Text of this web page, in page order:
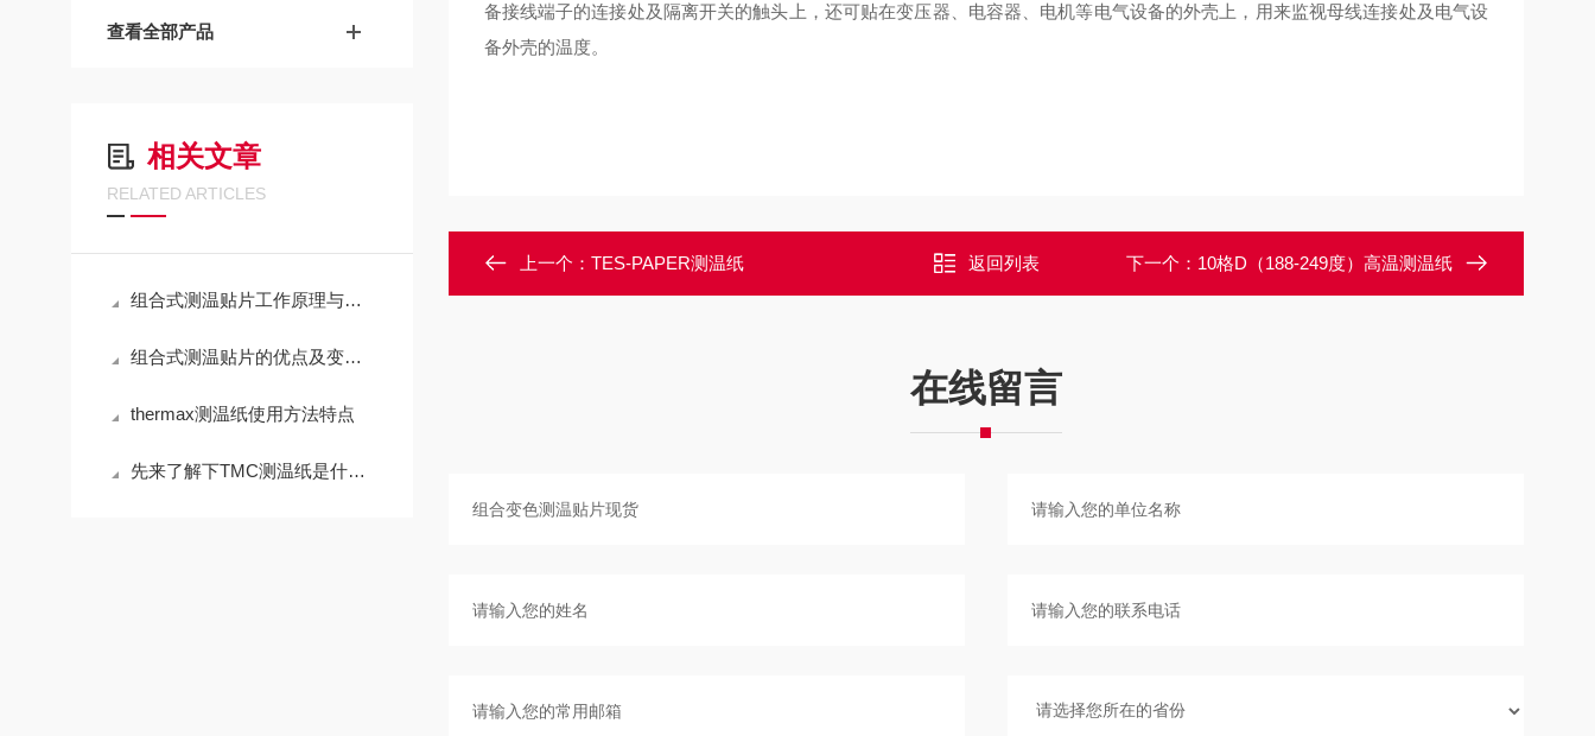
查看全部产品
相关文章
RELATED ARTICLES
组合式测温贴片工作原理与工业温度监测应用解析
组合式测温贴片的优点及变色机理
thermax测温纸使用方法特点
先来了解下TMC测温纸是什么，再知道可以用在哪些地方
备接线端子的连接处及隔离开关的触头上，还可贴在变压器、电容器、电机等电气设备的外壳上，用来监视母线连接处及电气设
备外壳的温度。
上一个： TES-PAPER测温纸 返回列表 下一个： 10格D（188-249度）高温测温纸
在线留言